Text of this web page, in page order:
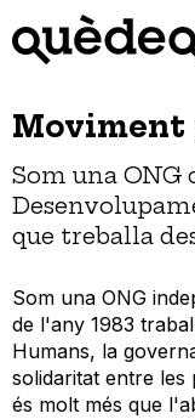
contingut
Moviment
Som una ONG
que treballa
Som una ONG
de l'any 1983
Humans, la
solidaritat entre les
és molt més que